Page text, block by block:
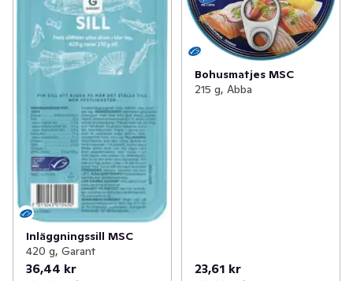
Inläggningssill MSC
420 g, Garant
36,44 kr
Bohusmatjes MSC
215 g, Abba
23,61 kr